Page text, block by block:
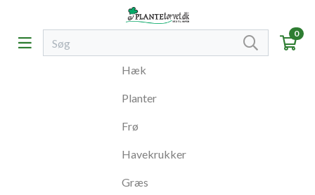
0
Hæk
Planter
Frø
Havekrukker
Græs